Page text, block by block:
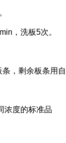
，洗板5次。
，剩余板条用自
浓度的标准品